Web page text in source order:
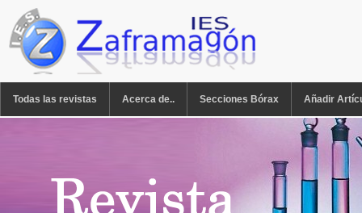
Pasar al contenido principal
Todas las revistas Acerca de.. Secciones Bórax Añadir